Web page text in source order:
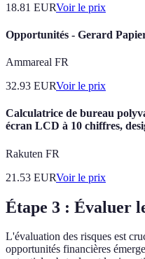
18.81 EURVoir le prix
Opportunités - Gerard
Ammareal FR
32.93 EURVoir le prix
Calculatrice de bureau
écran LCD à 10 chiffres,
Rakuten FR
21.53 EURVoir le prix
Étape 3 : Évaluer
L'évaluation des risques est
opportunités financières